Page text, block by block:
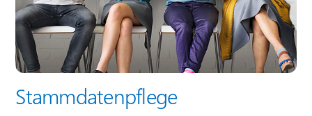
Stammdatenpflege